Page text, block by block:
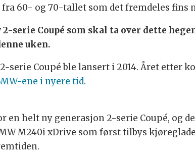
60- og 70-tallet som det fremdeles fins
2-serie Coupé som skal ta over dette
uken.
serie Coupé ble lansert i 2014. Året etter
ene i nyere tid.
en helt ny generasjon 2-serie Coupé, og
M240i xDrive som først tilbys